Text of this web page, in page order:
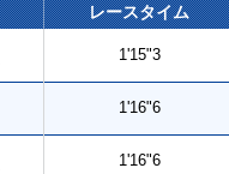
レースタイム
1'15"3
1'16"6
1'16"6